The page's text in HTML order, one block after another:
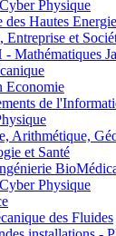
Physique
Hautes
et
Economie
de
Arithmétique,
et Santé
Physique
des Fluides